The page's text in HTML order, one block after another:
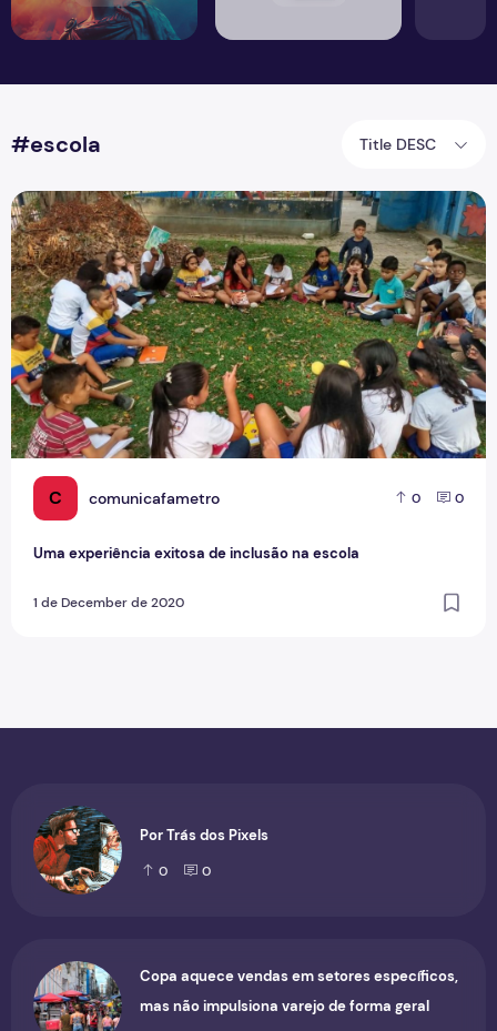
#escola Title DESC
C comunicafametro 0 0
Uma experiência exitosa de inclusão na escola
1 de December de 2020
Uma experiência exitosa de inclusão na escola
Por Trás dos Pixels
0 0
Copa aquece vendas em setores específicos,
mas não impulsiona varejo de forma geral